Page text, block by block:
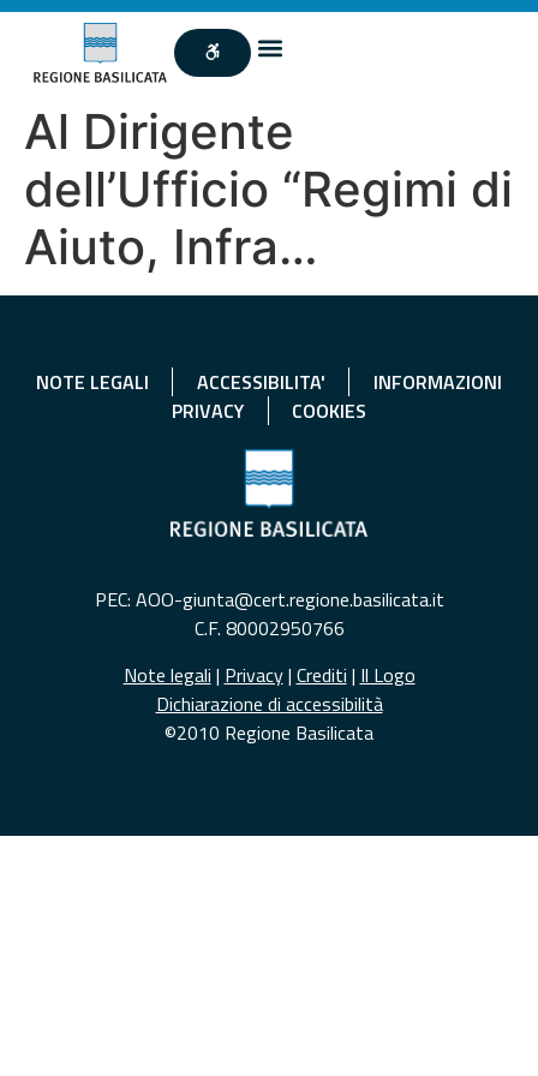
Al Dirigente
dell’Ufficio “Regimi di
Aiuto, Infra…
NOTE LEGALI ACCESSIBILITA'
INFORMAZIONI
PRIVACY
COOKIES
PEC: AOO-giunta@cert.regione.basilicata.it
C.F. 80002950766
Note legali | Privacy| Crediti | Il Logo
Dichiarazione di accessibilità
©2010 Regione Basilicata